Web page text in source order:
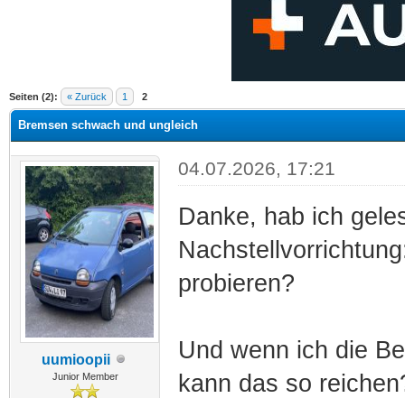
Seiten (2): « Zurück 1 2
Durchschnitt
Bremsen schwach und ungleich
uumioopii
Junior Member
04.07.2026, 17:21
Danke, hab ich
probieren?
Und wenn ich die
kann das so